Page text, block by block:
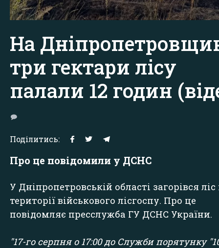
На
три гектари лісу
палали 12 годин
Поділитись:
Про це повідомили у ДСНС
У Дніпропетровській області загорівся ліс
території військового лісгоспу. Про це
повідомляє пресслужба ГУ ДСНС України.
"17-го серпня о 17:00 до Служби порятунку